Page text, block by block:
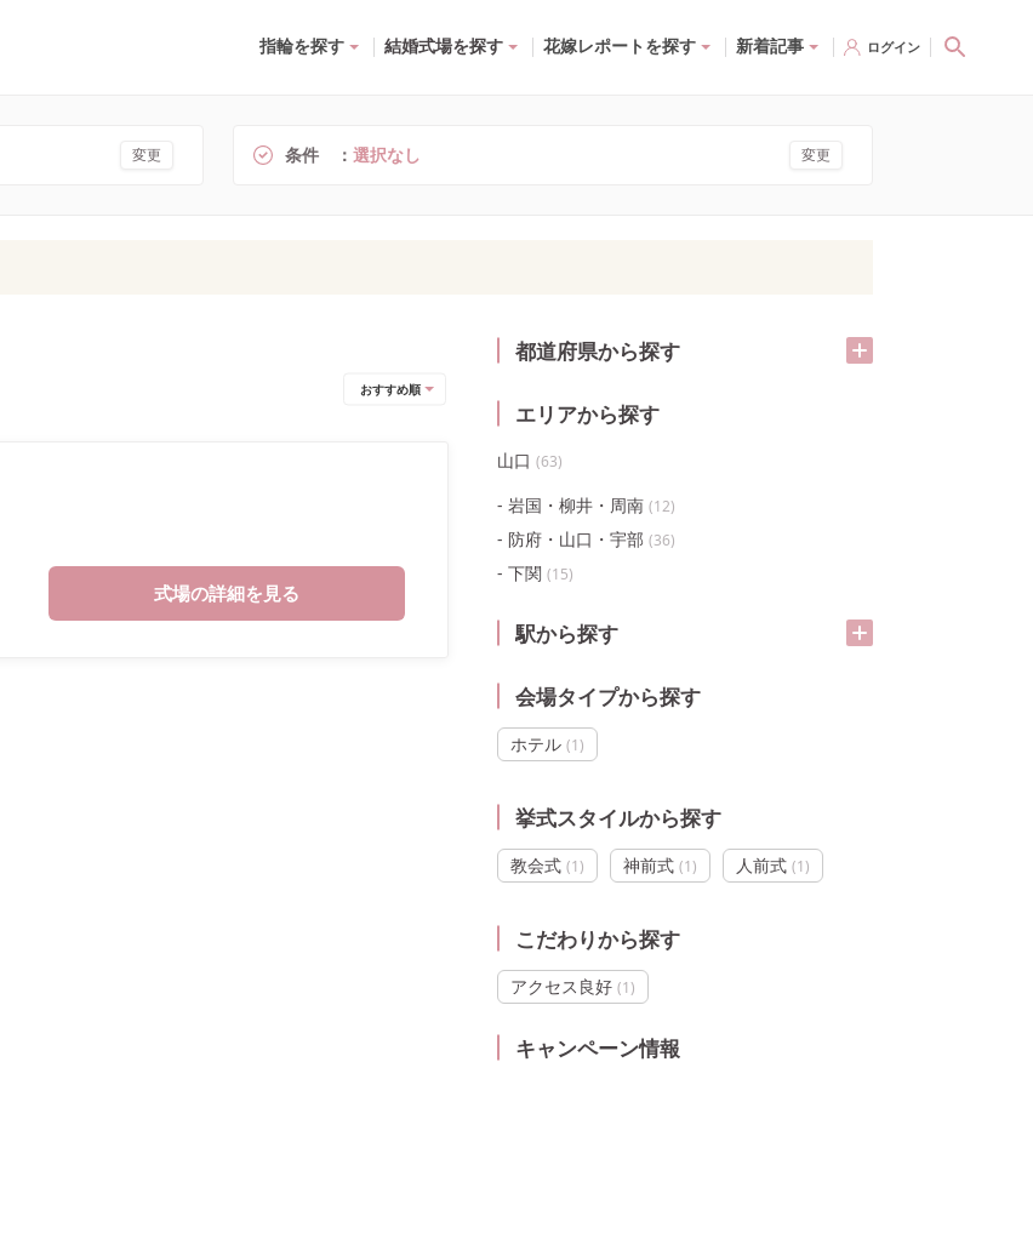
指輪を探す 結婚式場を探す 花嫁レポートを探す 新着記事 ログイン
変更 条件 選択なし 変更
都道府県から探す
エリアから探す
山口 (63)
岩国・柳井・周南 (12)
防府・山口・宇部 (36)
下関 (15)
駅から探す
会場タイプから探す
ホテル (1)
挙式スタイルから探す
教会式 (1) 神前式 (1) 人前式 (1)
こだわりから探す
アクセス良好 (1)
キャンペーン情報
おすすめ順
式場の詳細を見る